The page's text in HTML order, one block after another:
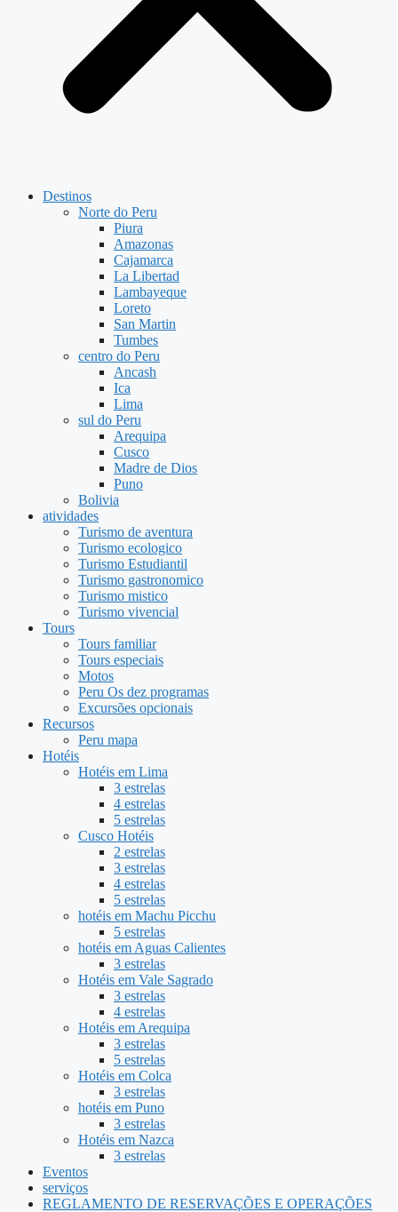
Destinos
Norte do Peru
Piura
Amazonas
Cajamarca
La Libertad
Lambayeque
Loreto
San Martin
Tumbes
centro do Peru
Ancash
Ica
Lima
sul do Peru
Arequipa
Cusco
Madre de Dios
Puno
Bolivia
atividades
Turismo de aventura
Turismo ecologico
Turismo Estudiantil
Turismo gastronomico
Turismo mistico
Turismo vivencial
Tours
Tours familiar
Tours especiais
Motos
Peru Os dez programas
Excursões opcionais
Recursos
Peru mapa
Hotéis
Hotéis em Lima
3 estrelas
4 estrelas
5 estrelas
Cusco Hotéis
2 estrelas
3 estrelas
4 estrelas
5 estrelas
hotéis em Machu Picchu
5 estrelas
hotéis em Aguas Calientes
3 estrelas
Hotéis em Vale Sagrado
3 estrelas
4 estrelas
Hotéis em Arequipa
3 estrelas
5 estrelas
Hotéis em Colca
3 estrelas
hotéis em Puno
3 estrelas
Hotéis em Nazca
3 estrelas
Eventos
serviços
REGLAMENTO DE RESERVAÇÕES E OPERAÇÕES